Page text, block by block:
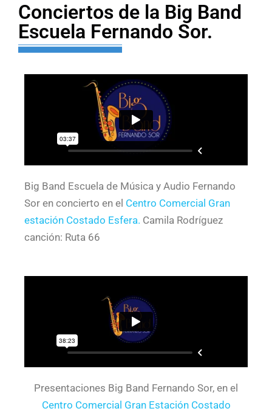
Conciertos de la Big Band
Escuela Fernando Sor.
Big Band Escuela de Música y Audio Fernando
Sor en concierto en el Centro Comercial Gran
estación Costado Esfera. Camila Rodríguez
canción: Ruta 66
Presentaciones Big Band Fernando Sor, en el
Centro Comercial Gran Estación Costado